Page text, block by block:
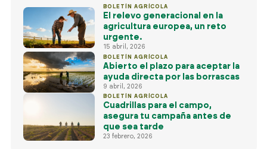
BOLETÍN AGRÍCOLA
El relevo generacional en la
agricultura europea, un reto
urgente.
15 abril, 2026
BOLETÍN AGRÍCOLA
Abierto el plazo para aceptar la
ayuda directa por las borrascas
9 abril, 2026
BOLETÍN AGRÍCOLA
Cuadrillas para el campo,
asegura tu campaña antes de
que sea tarde
23 febrero, 2026